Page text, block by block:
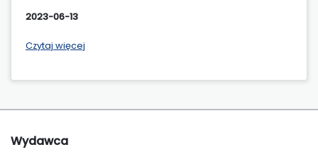
2023-06-13
Czytaj więcej
Wydawca